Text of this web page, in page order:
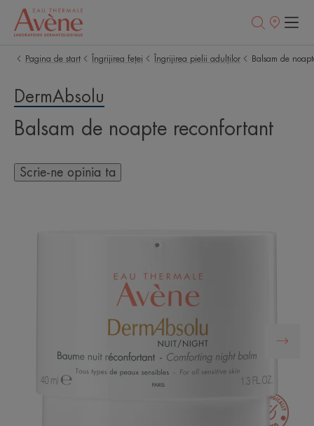
Retailerii
Pagina de start Îngrijirea feței Îngrijirea pielii adulților Balsam de
DermAbsolu
Balsam de noapte reconfortant
Scrie-ne opinia ta